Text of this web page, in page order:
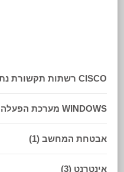
CISCO רשתות תקשורת נתבי
WINDOWS מערכת הפעלה
אבטחת המחשב (1)
אינטרנט (3)